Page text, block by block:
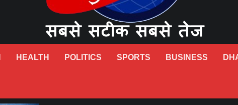
HEALTH POLITICS SPORTS BUSINESS